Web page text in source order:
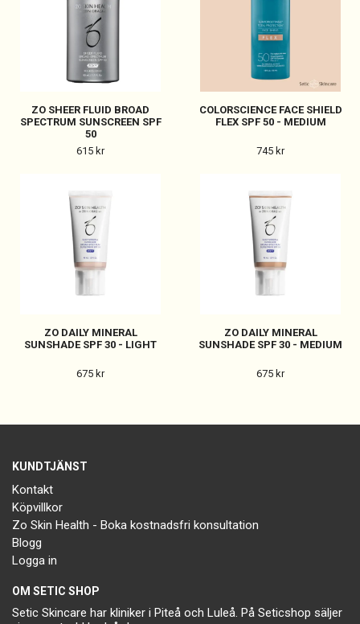
ZO SHEER FLUID BROAD
SPECTRUM SUNSCREEN SPF
50
615 kr
COLORSCIENCE FACE SHIELD
FLEX SPF 50 - MEDIUM
745 kr
ZO DAILY MINERAL
SUNSHADE SPF 30 - LIGHT
675 kr
ZO DAILY MINERAL
SUNSHADE SPF 30 - MEDIUM
675 kr
KUNDTJÄNST
Kontakt
Köpvillkor
Zo Skin Health - Boka kostnadsfri konsultation
Blogg
Logga in
OM SETIC SHOP
Setic Skincare har kliniker i Piteå och Luleå. På Seticshop säljer